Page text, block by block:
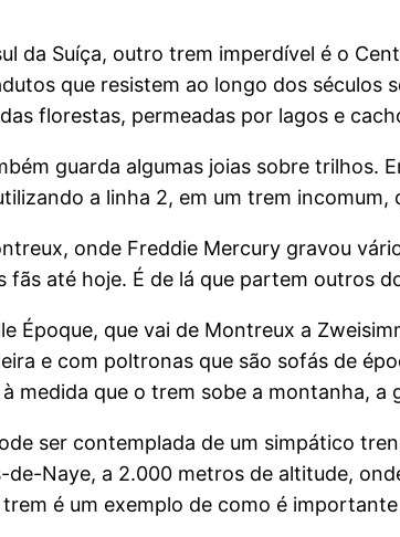
da Suíça, outro trem imperdível é o
que resistem ao longo dos séculos
florestas, permeadas por lagos e
guarda algumas joias sobre trilhos.
a linha 2, em um trem incomum,
onde Freddie Mercury gravou
até hoje. É de lá que partem outros
Époque, que vai de Montreux a
e com poltronas que são sofás de
medida que o trem sobe a montanha,
ser contemplada de um simpático
Naye, a 2.000 metros de altitude,
é um exemplo de como é